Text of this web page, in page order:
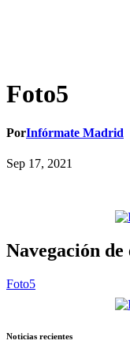
Foto5
PorInfórmate Madrid
Sep 17, 2021
Navegación de
Foto5
Noticias recientes